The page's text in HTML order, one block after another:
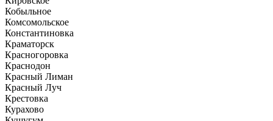
Кобыльное
Комсомольское
Константиновка
Краматорск
Красногоровка
Краснодон
Красный Лиман
Красный Луч
Крестовка
Курахово